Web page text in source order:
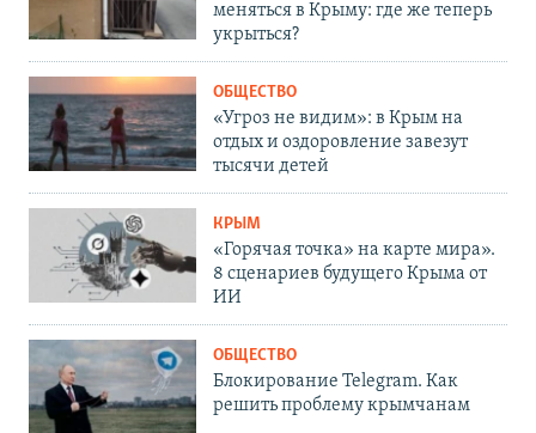
меняться в Крыму: где же теперь
укрыться?
ОБЩЕСТВО
«Угроз не видим»: в Крым на
отдых и оздоровление завезут
тысячи детей
КРЫМ
«Горячая точка» на карте мира».
8 сценариев будущего Крыма от
ИИ
ОБЩЕСТВО
Блокирование Telegram. Как
решить проблему крымчанам